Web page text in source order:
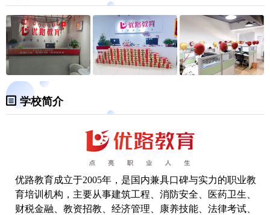
学校简介
优路教育成立于2005年，是国内兼具口碑与实力的职业教
育培训机构，主要从事建筑工程、消防安全、医药卫生、
财税金融、教资招教、经济管理、康养技能、法律考试、